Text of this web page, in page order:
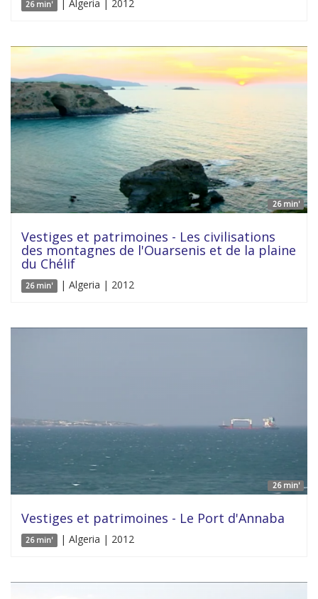
26 min' | Algeria | 2012
26 min'
Vestiges et patrimoines - Les civilisations
des montagnes de l'Ouarsenis et de la plaine
du Chélif
26 min' | Algeria | 2012
26 min'
Vestiges et patrimoines - Le Port d'Annaba
26 min' | Algeria | 2012